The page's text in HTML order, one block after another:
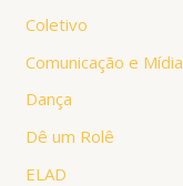
Coletivo
Comunicação e Mídia
Dança
Dê um Rolê
ELAD